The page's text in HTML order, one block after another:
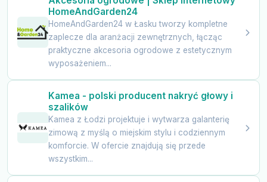
HomeAndGarden24
HomeAndGarden24 w Łasku tworzy kompletne
zaplecze dla aranżacji zewnętrznych, łącząc
praktyczne akcesoria ogrodowe z estetycznym
wyposażeniem...
Kamea - polski producent nakryć głowy i
szalików
Kamea z Łodzi projektuje i wytwarza galanterię
zimową z myślą o miejskim stylu i codziennym
komforcie. W ofercie znajdują się przede
wszystkim...